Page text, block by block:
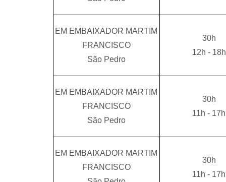
EM EMBAIXADOR MARTIM
FRANCISCO
São Pedro
30h
12h - 18h
EM EMBAIXADOR MARTIM
FRANCISCO
São Pedro
30h
11h - 17h
EM EMBAIXADOR MARTIM
FRANCISCO
30h
11h - 17h